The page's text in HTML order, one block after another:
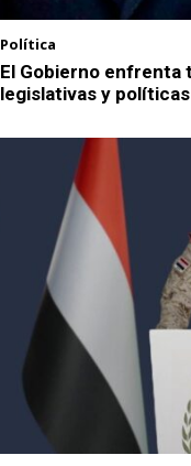
Política
El Gobierno enfrenta
legislativas y políticas